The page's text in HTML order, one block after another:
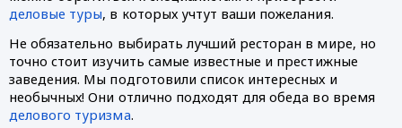
деловые туры, в которых учтут ваши пожелания.
Не обязательно выбирать лучший ресторан в мире, но
точно стоит изучить самые известные и престижные
заведения. Мы подготовили список интересных и
делового туризма.